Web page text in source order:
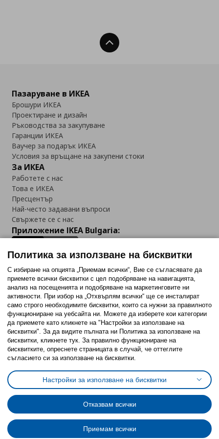
Нагоре
Пазаруване в ИКЕА
Брошури ИКЕА
Проектиране и дизайн
Ръководства за закупуване
Гаранции ИКЕА
Ваучер за подарък ИКЕА
Условия за връщане на закупени стоки
За ИКЕА
Работете с нас
Това е ИКЕА
Пресцентър
Най-често задавани въпроси
Свържете се с нас
Приложение IKEA Bulgaria:
Последвайте ни:
FacebookTwitterYoutubePinterestInstagram
Политика за използване на бисквитки (Cookies)
Избор на настройки за използване на бисквитки
Условия за ползване на ikea.bgОбща политика за личните данни
Политика за защита на личните данни на ikea.bg
Общи условия на програма IKEA Family
Политика за защита на лични данни на програма IKEA Family
Политика за използване на бисквитки
С избиране на опцията „Приемам всички“, Вие се съгласявате да
приемете всички бисквитки с цел подобряване на навигацията,
анализ на посещенията и подобряване на маркетинговите ни
активности. При избор на „Отхвърлям всички“ ще се инсталират
само строго необходимитe бисквитки, които са нужни за правилното
функциониране на уебсайта ни. Можете да изберете кои категории
да приемете като кликнете на "Настройки за използване на
бисквитки". За да видите пълната ни Политика за използване на
бисквитки, кликнете тук. За правилно функциониране на
бисквитките, опреснете страницата в случай, че оттеглите
съгласието си за използване на бисквитки.
Настройки за използване на бисквитки
Отказвам всички
Приемам всички